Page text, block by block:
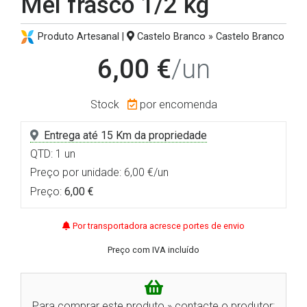
Produto Artesanal | Castelo Branco » Castelo Branco
6,00 €/un
Stock por encomenda
Entrega até 15 Km da propriedade
QTD: 1 un
Preço por unidade: 6,00 €/un
Preço: 6,00 €
Por transportadora acresce portes de envio
Preço com IVA incluído